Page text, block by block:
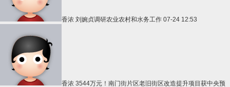
香浓 刘婉贞调研农业农村和水务工作 07-24 12:53
香浓 3544万元！南门街片区老旧街区改造提升项目获中央预